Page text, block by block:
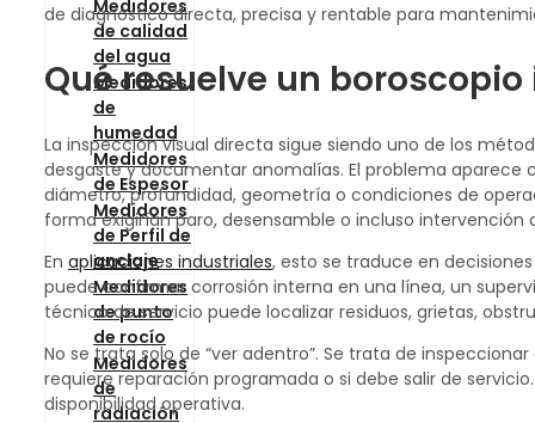
Medidores
de calidad
del agua
Medidores
de
humedad
Medidores
de Espesor
Medidores
de Perfil de
anclaje
Medidores
de punto
de rocío
Medidores
de
radiación
de diagnóstico directa, precisa y rentable para
Qué resuelve un
La inspección visual directa sigue siendo uno de los
desgaste y documentar anomalías. El problema
diámetro, profundidad, geometría o condiciones de
forma exigirían paro, desensamble o incluso intervención
En aplicaciones industriales, esto se traduce en
puede confirmar corrosión interna en una línea, un
técnico de servicio puede localizar residuos, grietas,
No se trata solo de “ver adentro”. Se trata de
requiere reparación programada o si debe salir de
disponibilidad operativa.